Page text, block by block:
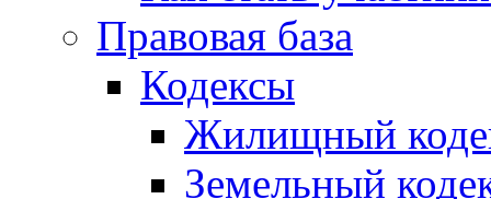
Правовая база
Кодексы
Жилищный
Земельный